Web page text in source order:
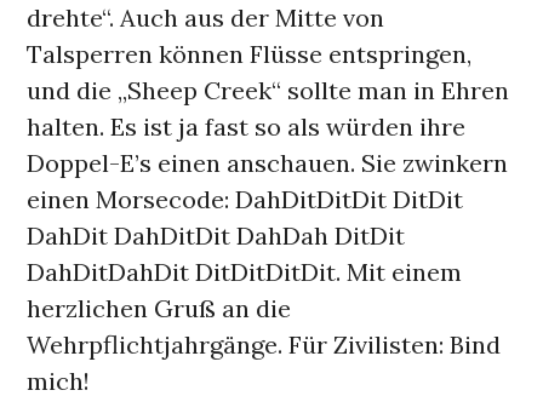
drehte“. Auch aus der Mitte von
Talsperren können Flüsse entspringen,
und die „Sheep Creek“ sollte man in Ehren
halten. Es ist ja fast so als würden ihre
Doppel-E’s einen anschauen. Sie zwinkern
einen Morsecode: DahDitDitDit DitDit
DahDit DahDitDit DahDah DitDit
DahDitDahDit DitDitDitDit. Mit einem
herzlichen Gruß an die
Wehrpflichtjahrgänge. Für Zivilisten: Bind
mich!